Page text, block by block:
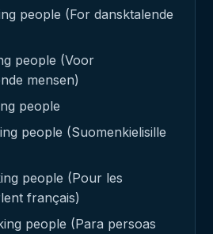
people (For dansktalende
people (Voor
mensen)
people
people (Suomenkielisille
people (Pour les
français)
people (Para persoas